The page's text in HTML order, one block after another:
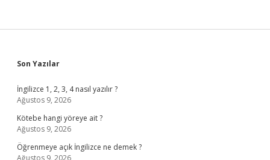
Sidebar
Son Yazılar
İngilizce 1, 2, 3, 4 nasıl yazılır ?
Ağustos 9, 2026
Kötebe hangi yöreye ait ?
Ağustos 9, 2026
Öğrenmeye açık İngilizce ne demek ?
Ağustos 9, 2026